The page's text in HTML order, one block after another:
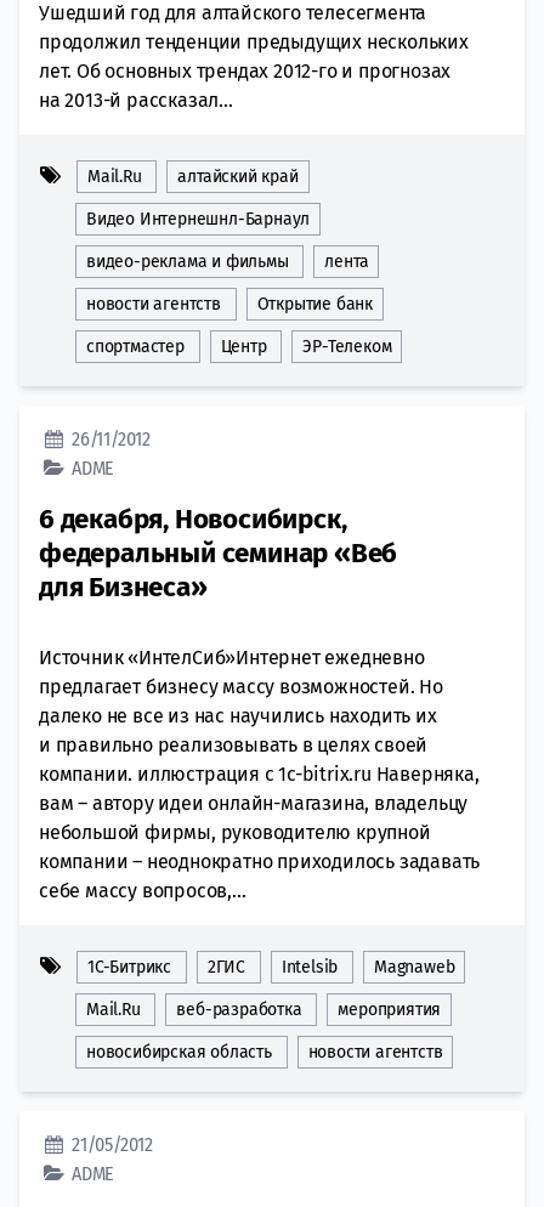
Ушедший год для алтайского телесегмента
продолжил тенденции предыдущих нескольких
лет. Об основных трендах 2012-го и прогнозах
на 2013-й рассказал...
Mail.Ru алтайский край
Видео Интернешнл-Барнаул
видео-реклама и фильмы лента
новости агентств Открытие банк
спортмастер Центр ЭР-Телеком
26/11/2012
ADME
6 декабря, Новосибирск,
федеральный семинар «Веб
для Бизнеса»
Источник «ИнтелСиб»Интернет ежедневно
предлагает бизнесу массу возможностей. Но
далеко не все из нас научились находить их
и правильно реализовывать в целях своей
компании. иллюстрация с 1c-bitrix.ru Наверняка,
вам – автору идеи онлайн-магазина, владельцу
небольшой фирмы, руководителю крупной
компании – неоднократно приходилось задавать
себе массу вопросов,...
1С-Битрикс 2ГИС Intelsib Magnaweb
Mail.Ru веб-разработка мероприятия
новосибирская область новости агентств
21/05/2012
ADME